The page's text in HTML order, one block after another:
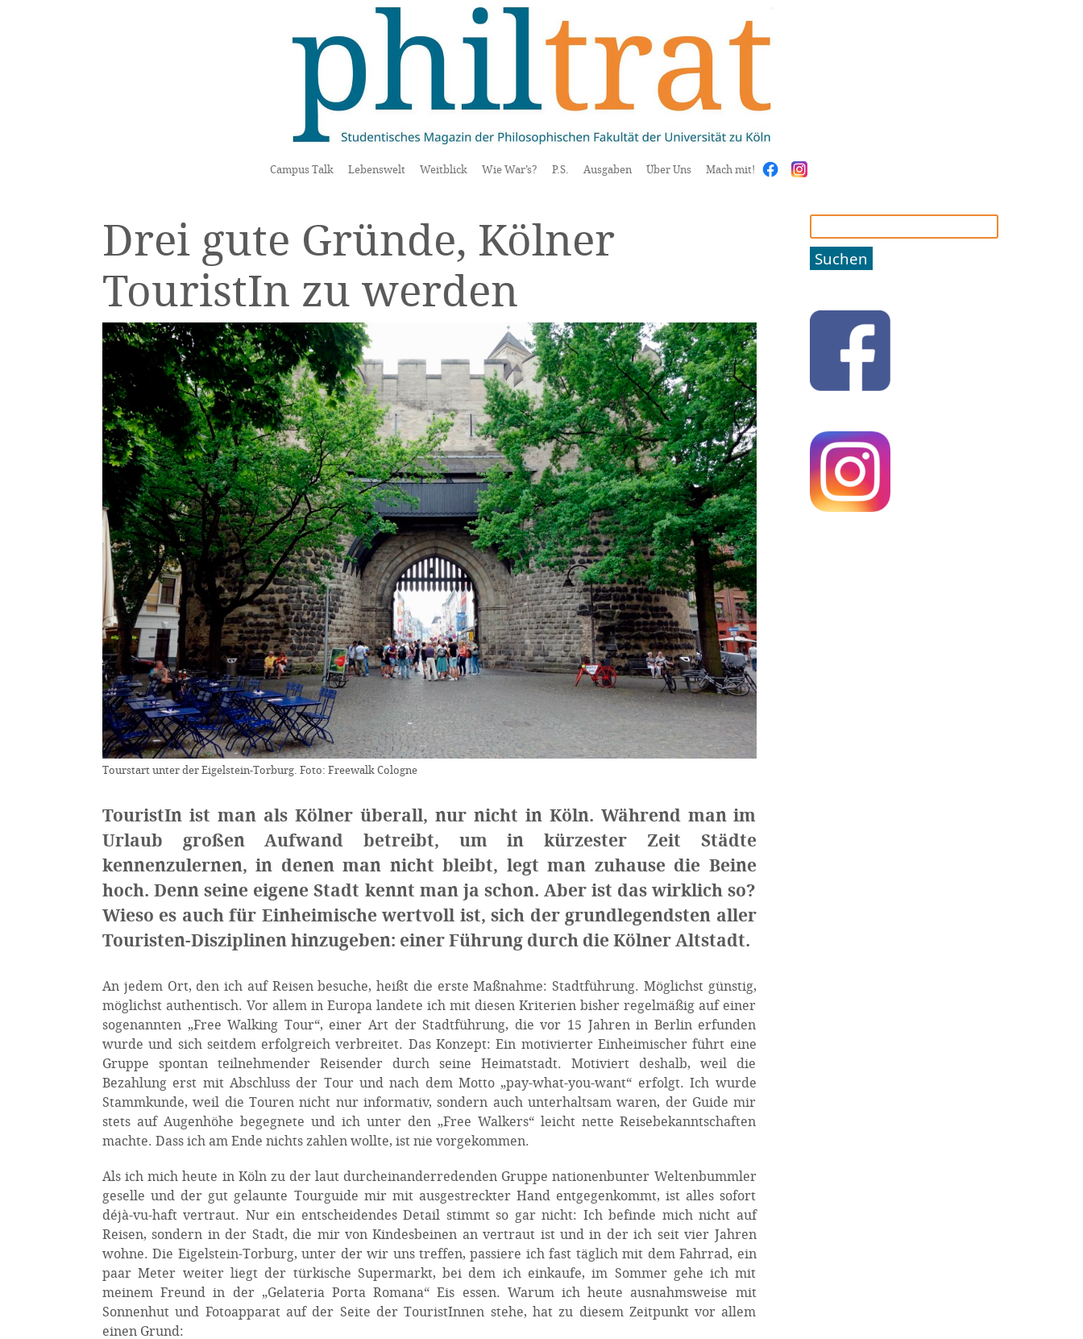
Campus Talk Lebenswelt Weitblick Wie War’s? P.S. Ausgaben Über Uns Mach mit!
Drei gute Gründe, Kölner
TouristIn zu werden
Tourstart unter der Eigelstein-Torburg. Foto: Freewalk Cologne
TouristIn ist man als Kölner überall, nur nicht in Köln. Während man im
Urlaub großen Aufwand betreibt, um in kürzester Zeit Städte
kennenzulernen, in denen man nicht bleibt, legt man zuhause die Beine
hoch. Denn seine eigene Stadt kennt man ja schon. Aber ist das wirklich so?
Wieso es auch für Einheimische wertvoll ist, sich der grundlegendsten aller
Touristen-Disziplinen hinzugeben: einer Führung durch die Kölner Altstadt.
An jedem Ort, den ich auf Reisen besuche, heißt die erste Maßnahme: Stadtführung. Möglichst günstig,
möglichst authentisch. Vor allem in Europa landete ich mit diesen Kriterien bisher regelmäßig auf einer
sogenannten „Free Walking Tour“, einer Art der Stadtführung, die vor 15 Jahren in Berlin erfunden
wurde und sich seitdem erfolgreich verbreitet. Das Konzept: Ein motivierter Einheimischer führt eine
Gruppe spontan teilnehmender Reisender durch seine Heimatstadt. Motiviert deshalb, weil die
Bezahlung erst mit Abschluss der Tour und nach dem Motto „pay-what-you-want“ erfolgt. Ich wurde
Stammkunde, weil die Touren nicht nur informativ, sondern auch unterhaltsam waren, der Guide mir
stets auf Augenhöhe begegnete und ich unter den „Free Walkers“ leicht nette Reisebekanntschaften
machte. Dass ich am Ende nichts zahlen wollte, ist nie vorgekommen.
Als ich mich heute in Köln zu der laut durcheinanderredenden Gruppe nationenbunter Weltenbummler
geselle und der gut gelaunte Tourguide mir mit ausgestreckter Hand entgegenkommt, ist alles sofort
déjà-vu-haft vertraut. Nur ein entscheidendes Detail stimmt so gar nicht: Ich befinde mich nicht auf
Reisen, sondern in der Stadt, die mir von Kindesbeinen an vertraut ist und in der ich seit vier Jahren
wohne. Die Eigelstein-Torburg, unter der wir uns treffen, passiere ich fast täglich mit dem Fahrrad, ein
paar Meter weiter liegt der türkische Supermarkt, bei dem ich einkaufe, im Sommer gehe ich mit
meinem Freund in der „Gelateria Porta Romana“ Eis essen. Warum ich heute ausnahmsweise mit
Sonnenhut und Fotoapparat auf der Seite der TouristInnen stehe, hat zu diesem Zeitpunkt vor allem
einen Grund:
nach: